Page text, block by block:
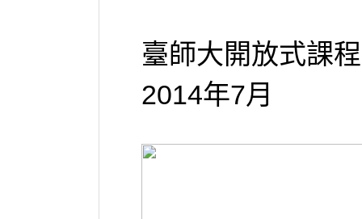
臺師大開放式課
2014年7月